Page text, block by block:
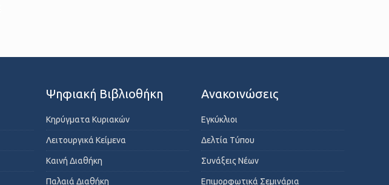
Ψηφιακή Βιβλιοθήκη
Κηρύγματα Κυριακών
Λειτουργικά Κείμενα
Καινή Διαθήκη
Παλαιά Διαθήκη
Ανακοινώσεις
Εγκύκλιοι
Δελτία Τύπου
Συνάξεις Νέων
Επιμορφωτικά Σεμινάρια